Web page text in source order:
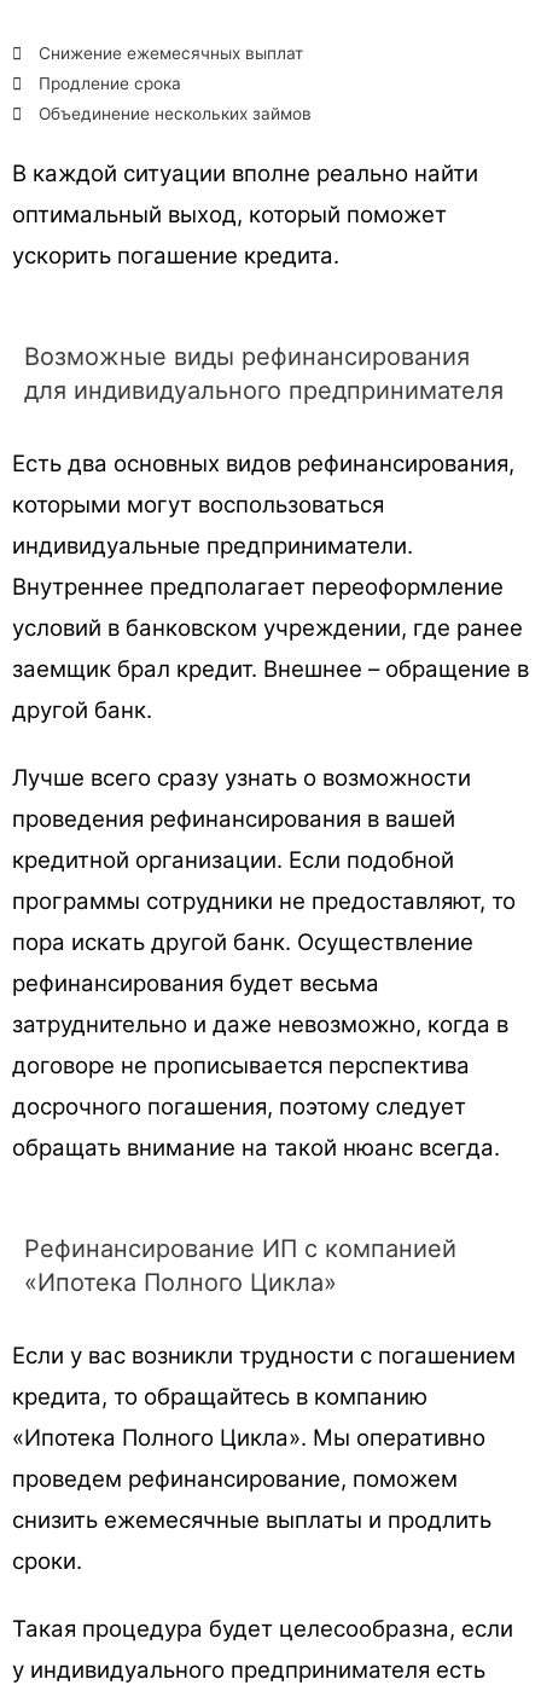
Снижение ежемесячных выплат
Продление срока
Объединение нескольких займов
В каждой ситуации вполне реально найти
оптимальный выход, который поможет
ускорить погашение кредита.
Возможные виды рефинансирования
для индивидуального предпринимателя
Есть два основных видов рефинансирования,
которыми могут воспользоваться
индивидуальные предприниматели.
Внутреннее предполагает переоформление
условий в банковском учреждении, где ранее
заемщик брал кредит. Внешнее – обращение в
другой банк.
Лучше всего сразу узнать о возможности
проведения рефинансирования в вашей
кредитной организации. Если подобной
программы сотрудники не предоставляют, то
пора искать другой банк. Осуществление
рефинансирования будет весьма
затруднительно и даже невозможно, когда в
договоре не прописывается перспектива
досрочного погашения, поэтому следует
обращать внимание на такой нюанс всегда.
Рефинансирование ИП с компанией
«Ипотека Полного Цикла»
Если у вас возникли трудности с погашением
кредита, то обращайтесь в компанию
«Ипотека Полного Цикла». Мы оперативно
проведем рефинансирование, поможем
снизить ежемесячные выплаты и продлить
сроки.
Такая процедура будет целесообразна, если
у индивидуального предпринимателя есть